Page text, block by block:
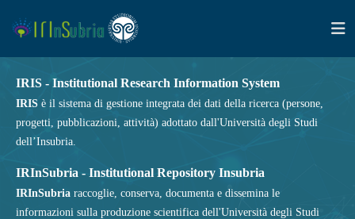
IRIS - Institutional Research Information System
IRIS è il sistema di gestione integrata dei dati della ricerca (persone,
progetti, pubblicazioni, attività) adottato dall'Università degli Studi
dell’Insubria.
IRInSubria - Institutional Repository Insubria
IRInSubria raccoglie, conserva, documenta e dissemina le
informazioni sulla produzione scientifica dell'Università degli Studi